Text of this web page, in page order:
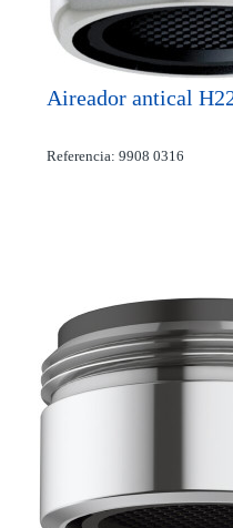
Aireador antical
Referencia: 9908 0316